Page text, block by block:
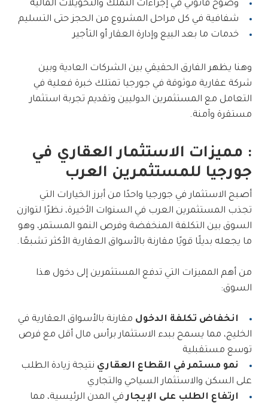
وضوح قانوني في إجراءات التملك والتحويلات المالية
شفافية في كل مراحل المشروع من الحجز حتى التسليم
خدمات ما بعد البيع وإدارة العقار أو التأجير
وهنا يظهر الفارق الحقيقي بين الشركات العادية وبين
شركة عقارية موثوقة في جورجيا تمتلك خبرة فعلية في
التعامل مع المستثمرين الدوليين وتقديم تجربة استثمار
مستقرة وآمنة.
: مميزات الاستثمار العقاري في
جورجيا للمستثمرين العرب
أصبح الاستثمار في جورجيا واحدًا من أبرز الخيارات التي
تجذب المستثمرين العرب في السنوات الأخيرة، نظرًا لتوازن
السوق بين التكلفة المنخفضة وفرص النمو المستمر، وهو
ما يجعله بديلًا قويًا مقارنة بالأسواق العقارية الأكثر تشبعًا.
من أهم المميزات التي تدفع المستثمرين إلى دخول هذا
السوق:
انخفاض تكلفة الدخول مقارنة بالأسواق العقارية في
الخليج، مما يسمح ببدء الاستثمار برأس مال أقل مع فرص
توسع مستقبلية
نمو مستمر في القطاع العقاري نتيجة زيادة الطلب
على السكن والاستثمار السياحي والتجاري
ارتفاع الطلب على الإيجارفي المدن الرئيسية، مما